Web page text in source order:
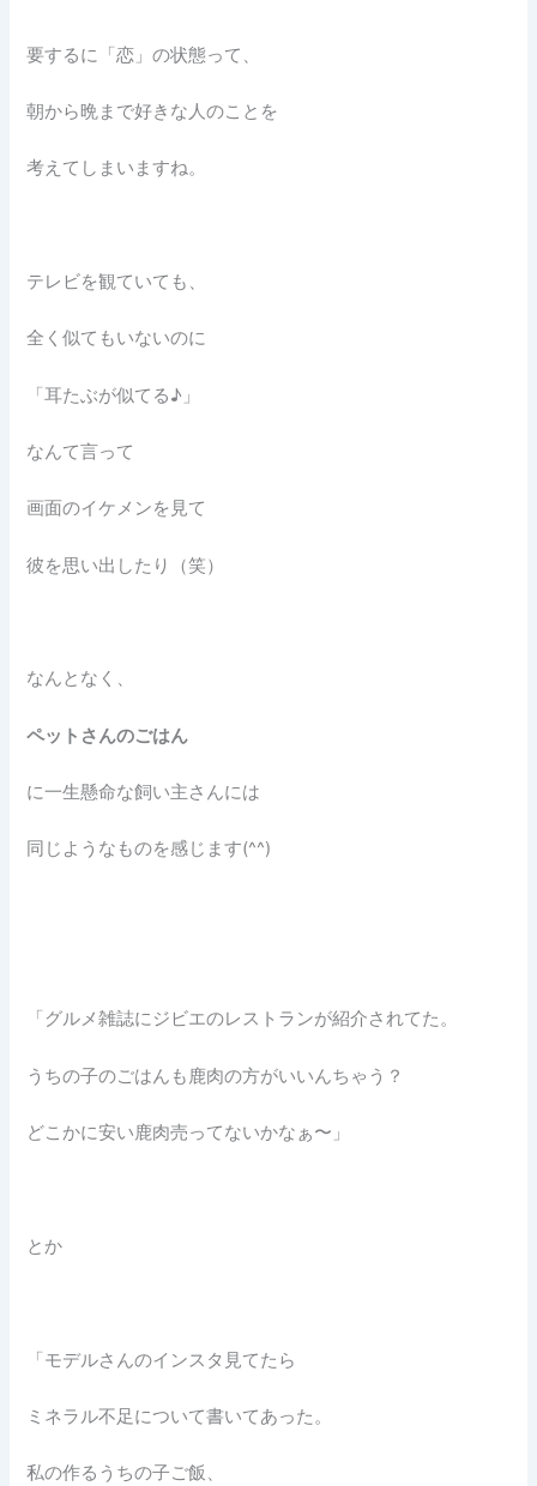
要するに「恋」の状態って、
朝から晩まで好きな人のことを
考えてしまいますね。
テレビを観ていても、
全く似てもいないのに
「耳たぶが似てる♪」
なんて言って
画面のイケメンを見て
彼を思い出したり（笑）
なんとなく、
ペットさんのごはん
に一生懸命な飼い主さんには
同じようなものを感じます(^^)
「グルメ雑誌にジビエのレストランが紹介されてた。
うちの子のごはんも鹿肉の方がいいんちゃう？
どこかに安い鹿肉売ってないかなぁ〜」
とか
「モデルさんのインスタ見てたら
ミネラル不足について書いてあった。
私の作るうちの子ご飯、